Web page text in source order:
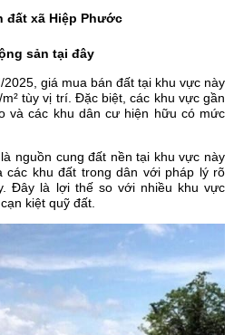
đất xã Hiệp Phước
sản tại đây
giá mua bán đất tại khu vực này
tùy vị trí. Đặc biệt, các khu vực gần
và các khu dân cư hiện hữu có mức
nguồn cung đất nền tại khu vực này
các khu đất trong dân với pháp lý rõ
Đây là lợi thế so với nhiều khu vực
kiệt quỹ đất.